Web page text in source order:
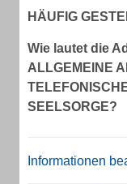
HÄUFIG
Wie lautet die
ALLGEMEINE
SEELSORGE?
Informationen